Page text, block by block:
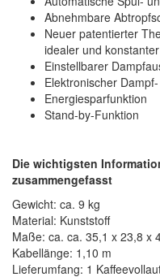
Abnehmbare
Neuer patentierter
idealer und
Einstellbarer
Elektronischer
Energiesparfunktion
Stand-by-Funktion
Die wichtigsten
zusammengefasst
Gewicht: ca. 9 kg
Material: Kunststoff
Maße: ca. ca. 35,1 x 23,8 x
Kabellänge: 1,10 m
Lieferumfang: 1